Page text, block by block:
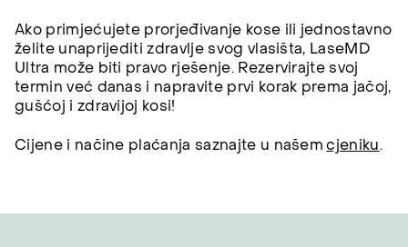
Ako primjećujete prorjeđivanje kose ili jednostavno
želite unaprijediti zdravlje svog vlasišta, LaseMD
Ultra može biti pravo rješenje. Rezervirajte svoj
termin već danas i napravite prvi korak prema jačoj,
gušćoj i zdravijoj kosi!
Cijene i načine plaćanja saznajte u našemcjeniku.